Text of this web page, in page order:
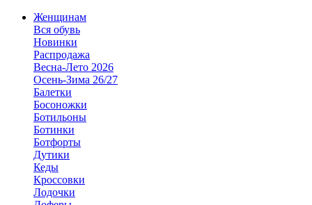
Женщинам
Вся обувь
Новинки
Распродажа
Весна-Лето 2026
Осень-Зима 26/27
Балетки
Босоножки
Ботильоны
Ботинки
Ботфорты
Дутики
Кеды
Кроссовки
Лодочки